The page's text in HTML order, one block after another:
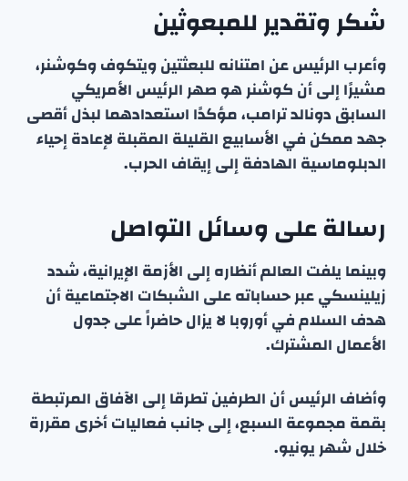
شكر وتقدير للمبعوثين
وأعرب الرئيس عن امتنانه للبعثتين ويتكوف وكوشنر،
مشيرًا إلى أن كوشنر هو صهر الرئيس الأمريكي
السابق دونالد ترامب، مؤكدًا استعدادهما لبذل أقصى
جهد ممكن في الأسابيع القليلة المقبلة لإعادة إحياء
الدبلوماسية الهادفة إلى إيقاف الحرب.
رسالة على وسائل التواصل
وبينما يلفت العالم أنظاره إلى الأزمة الإيرانية، شدد
زيلينسكي عبر حساباته على الشبكات الاجتماعية أن
هدف السلام في أوروبا لا يزال حاضراً على جدول
الأعمال المشترك.
وأضاف الرئيس أن الطرفين تطرقا إلى الآفاق المرتبطة
بقمة مجموعة السبع، إلى جانب فعاليات أخرى مقررة
خلال شهر يونيو.